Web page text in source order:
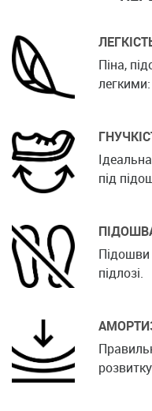
Піна,
легкими:
під
Підошви
підлозі.